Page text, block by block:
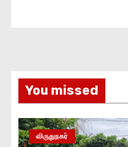
You missed
விருதுநகர்